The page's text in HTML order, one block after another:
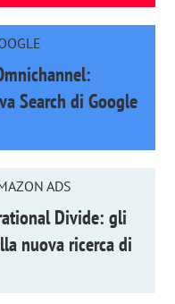
Search di Google
ADS
Divide: gli
nuova ricerca di